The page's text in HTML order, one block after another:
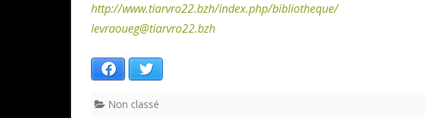
http://www.tiarvro22.bzh/index.php/bibliotheque/
levraoueg@tiarvro22.bzh
Facebook
Non classé